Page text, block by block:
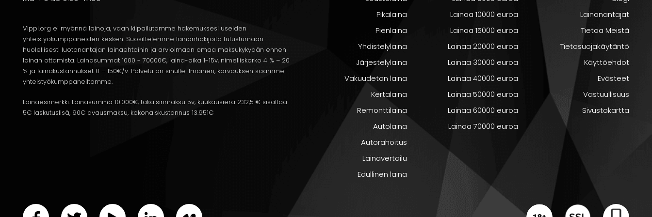
12 kk 350-400 € Pienemmät kokonaiskulut
3 vuotta
Huomaa, että yllä olevat luvut ovat arvioita. Todellinen vuosikorko vaikuttaa aina lopulliseen maksusuunnitelmaan.
Vippi.org ei myönnä lainoja, vaan kilpailutamme hakemuksesi useiden
yhteistyökumppaneiden kesken. Suosittelemme lainanhakijoita tutustumaan
huolellisesti luotonantajan lainaehtoihin ja arvioimaan omaa maksukykyään ennen
lainan ottamista. Lainasummat 1000 - 70000€, laina-aika 1-15v, nimelliskorko 4 % – 20
% ja lainakustannukset 0 – 150€/v. Palvelu on sinulle ilmainen, korvauksen saamme
yhteistyökumppaneiltamme.
Lainaesimerkki: Lainasumma 10.000€, takaisinmaksu 5v, kuukausierä 232,5 € sisältää
5€ laskutuslisä, 90€ avausmaksu, kokonaiskustannus 13.951€
Pikalaina
Pienlaina
Yhdistelylaina
Järjestelylaina
Vakuudeton laina
Kertalaina
Remonttilaina
Autolaina
Autorahoitus
Lainavertailu
Edullinen laina
Lainaa 10000 euroa
Lainaa 15000 euroa
Lainaa 20000 euroa
Lainaa 30000 euroa
Lainaa 40000 euroa
Lainaa 50000 euroa
Lainaa 60000 euroa
Lainaa 70000 euroa
Lainanantajat
Tietoa Meistä
Tietosuojakäytäntö
Käyttöehdot
Evästeet
Vastuullisuus
Sivustokartta